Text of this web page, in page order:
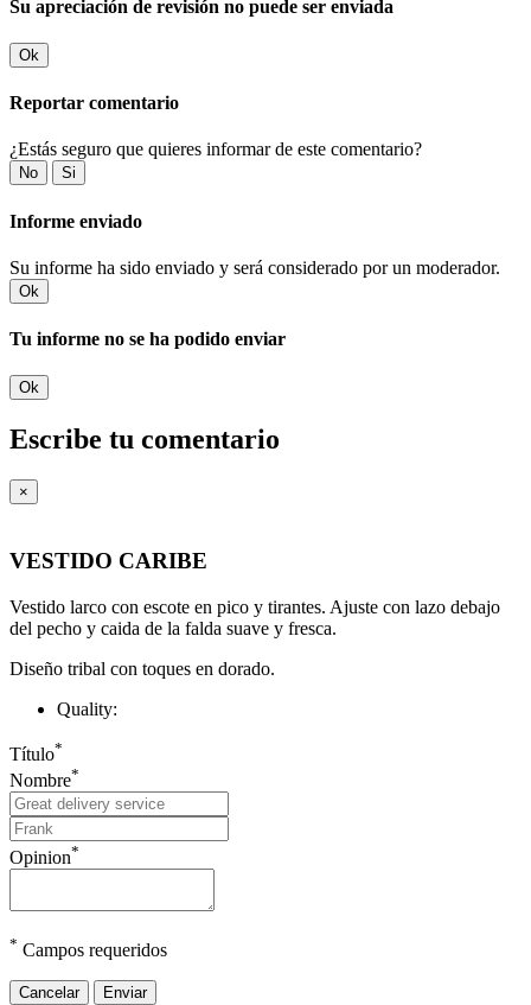
Su apreciación de revisión no puede ser enviada
Ok
Reportar comentario
¿Estás seguro que quieres informar de este comentario?
No Si
Informe enviado
Su informe ha sido enviado y será considerado por un moderador.
Ok
Tu informe no se ha podido enviar
Ok
Escribe tu comentario
×
VESTIDO CARIBE
Vestido larco con escote en pico y tirantes. Ajuste con lazo debajo
del pecho y caida de la falda suave y fresca.
Diseño tribal con toques en dorado.
Quality:
Título*
Nombre*
Opinion*
* Campos requeridos
Cancelar Enviar